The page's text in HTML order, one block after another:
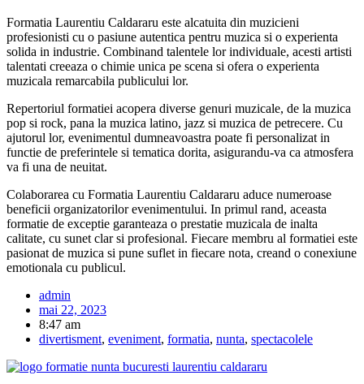
Formatia Laurentiu Caldararu este alcatuita din muzicieni
profesionisti cu o pasiune autentica pentru muzica si o experienta
solida in industrie. Combinand talentele lor individuale, acesti artisti
talentati creeaza o chimie unica pe scena si ofera o experienta
muzicala remarcabila publicului lor.
Repertoriul formatiei acopera diverse genuri muzicale, de la muzica
pop si rock, pana la muzica latino, jazz si muzica de petrecere. Cu
ajutorul lor, evenimentul dumneavoastra poate fi personalizat in
functie de preferintele si tematica dorita, asigurandu-va ca atmosfera
va fi una de neuitat.
Colaborarea cu Formatia Laurentiu Caldararu aduce numeroase
beneficii organizatorilor evenimentului. In primul rand, aceasta
formatie de exceptie garanteaza o prestatie muzicala de inalta
calitate, cu sunet clar si profesional. Fiecare membru al formatiei este
pasionat de muzica si pune suflet in fiecare nota, creand o conexiune
emotionala cu publicul.
admin
mai 22, 2023
8:47 am
divertisment, eveniment, formatia, nunta, spectacolele